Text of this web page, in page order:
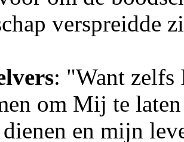
verspreidde
: "Want zelfs
om Mij te
en mijn